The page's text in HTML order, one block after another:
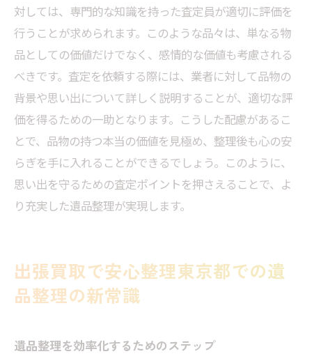
対しては、専門的な知識を持った査定員が適切に評価を
行うことが求められます。このような品々は、単なる物
品としての価値だけでなく、感情的な価値も考慮される
べきです。査定を依頼する際には、業者に対して品物の
背景や思い出について詳しく説明することが、適切な評
価を得るための一助となります。こうした配慮があるこ
とで、品物の持つ本当の価値を見極め、整理後も心の安
らぎを手に入れることができるでしょう。このように、
思い出を守るための査定ポイントを押さえることで、よ
り充実した遺品整理が実現します。
出張買取で安心整理東京都での遺
品整理の新常識
遺品整理を効率化するためのステップ